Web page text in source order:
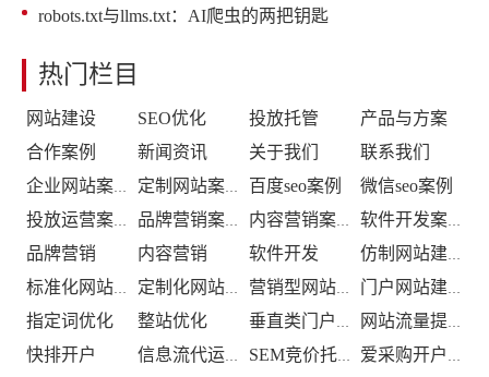
robots.txt与llms.txt：AI爬虫的两把钥匙
热门栏目
网站建设 SEO优化 投放托管
产品与方案
合作案例
新闻资讯 关于我们 联系我们
企业网站案例 定制网站案例 百度seo案例 微信seo案例
投放运营案例 品牌营销案例 内容营销案例 软件开发案例
品牌营销 内容营销 软件开发 仿制网站建设
标准化网站建设 定制化网站建设 营销型网站建设 门户网站建设
指定词优化 整站优化 垂直类门户优化 网站流量提升
快排开户 信息流代运营 SEM竞价托管 爱采购开户推广